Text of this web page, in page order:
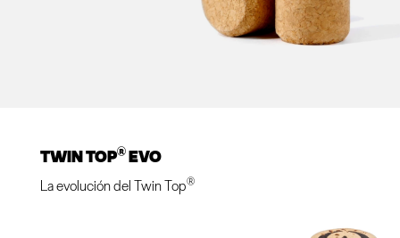
TWIN TOP®EVO
La evolución del Twin Top®